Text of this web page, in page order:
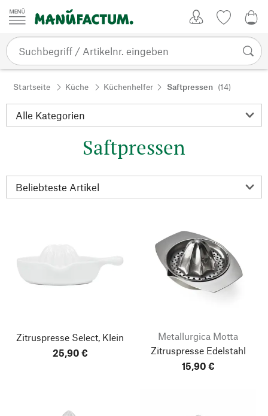
Zum Inhalt springen
Startseite Küche Küchenhelfer Saftpressen (14)
Saftpressen
Zitruspresse Select, Klein
25,90 €
Metallurgica Motta
Zitruspresse Edelstahl
15,90 €